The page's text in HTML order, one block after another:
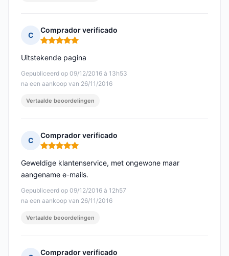
C
Comprador verificado
Opmerking: 5 van 5
Gepubliceerd op 09/12/2016 à 13h53
na een aankoop van 26/11/2016
Uitstekende pagina
Vertaalde beoordelingen
C
Comprador verificado
Opmerking: 5 van 5
Gepubliceerd op 09/12/2016 à 12h57
na een aankoop van 26/11/2016
Geweldige klantenservice, met ongewone maar
aangename e-mails.
Vertaalde beoordelingen
Comprador verificado